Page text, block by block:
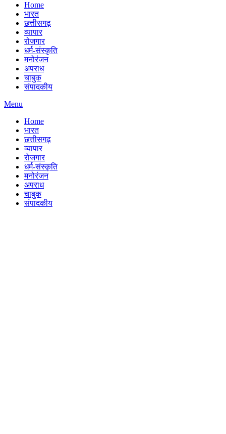
Home
भारत
छत्तीसगढ़
व्यापार
रोजगार
धर्म-संस्कृति
मनोरंजन
अपराध
चाबुक
संपादकीय
Menu
Home
भारत
छत्तीसगढ़
व्यापार
रोजगार
धर्म-संस्कृति
मनोरंजन
अपराध
चाबुक
संपादकीय